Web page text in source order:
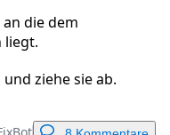
die dem
liegt.
ziehe sie ab.